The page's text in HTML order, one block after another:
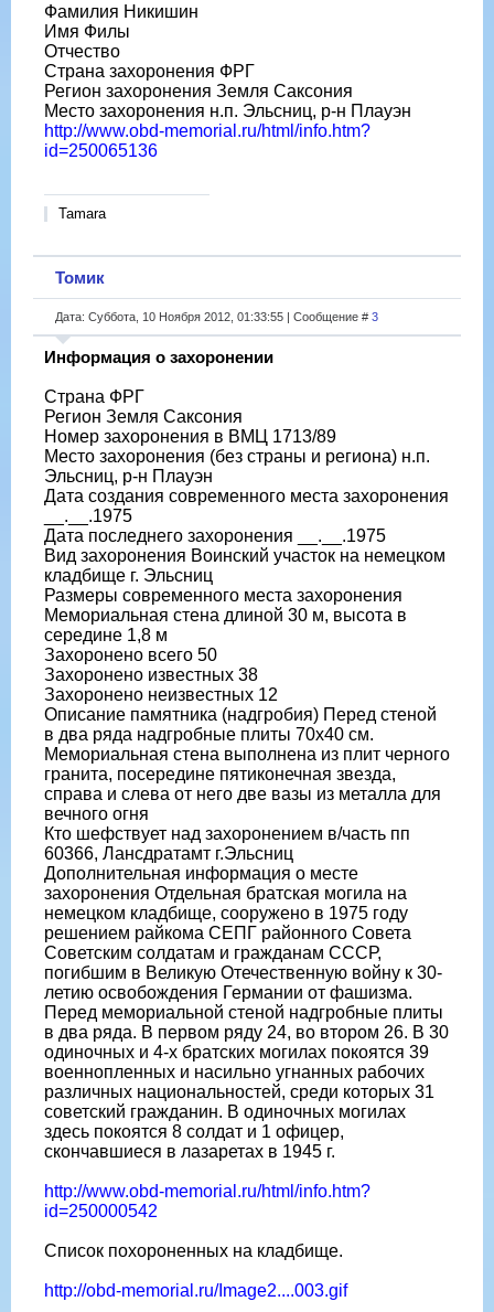
Фамилия Никишин
Имя Филы
Отчество
Страна захоронения ФРГ
Регион захоронения Земля Саксония
Место захоронения н.п. Эльсниц, р-н Плауэн
http://www.obd-memorial.ru/html/info.htm?
id=250065136
Tamara
Томик
Дата: Суббота, 10 Ноября 2012, 01:33:55 | Сообщение # 3
Информация о захоронении
Страна ФРГ
Регион Земля Саксония
Номер захоронения в ВМЦ 1713/89
Место захоронения (без страны и региона) н.п.
Эльсниц, р-н Плауэн
Дата создания современного места захоронения
__.__.1975
Дата последнего захоронения __.__.1975
Вид захоронения Воинский участок на немецком
кладбище г. Эльсниц
Размеры современного места захоронения
Мемориальная стена длиной 30 м, высота в
середине 1,8 м
Захоронено всего 50
Захоронено известных 38
Захоронено неизвестных 12
Описание памятника (надгробия) Перед стеной
в два ряда надгробные плиты 70х40 см.
Мемориальная стена выполнена из плит черного
гранита, посередине пятиконечная звезда,
справа и слева от него две вазы из металла для
вечного огня
Кто шефствует над захоронением в/часть пп
60366, Лансдратамт г.Эльсниц
Дополнительная информация о месте
захоронения Отдельная братская могила на
немецком кладбище, сооружено в 1975 году
решением райкома СЕПГ районного Совета
Советским солдатам и гражданам СССР,
погибшим в Великую Отечественную войну к 30-
летию освобождения Германии от фашизма.
Перед мемориальной стеной надгробные плиты
в два ряда. В первом ряду 24, во втором 26. В 30
одиночных и 4-х братских могилах покоятся 39
военнопленных и насильно угнанных рабочих
различных национальностей, среди которых 31
советский гражданин. В одиночных могилах
здесь покоятся 8 солдат и 1 офицер,
скончавшиеся в лазаретах в 1945 г.
http://www.obd-memorial.ru/html/info.htm?
id=250000542
Список похороненных на кладбище.
http://obd-memorial.ru/Image2....003.gif